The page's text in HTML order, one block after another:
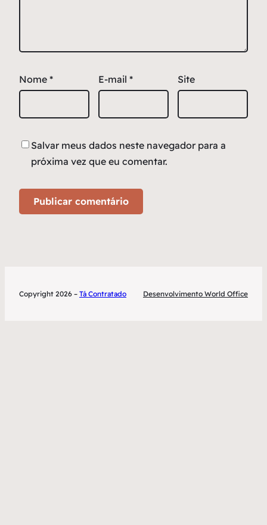
Nome * E-mail * Site
Salvar meus dados neste navegador para a
próxima vez que eu comentar.
Copyright 2026 – Tá Contratado Desenvolvimento World Office